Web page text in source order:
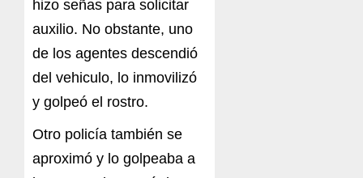
hizo señas para solicitar
auxilio. No obstante, uno
de los agentes descendió
del vehiculo, lo inmovilizó
y golpeó el rostro.
Otro policía también se
aproximó y lo golpeaba a